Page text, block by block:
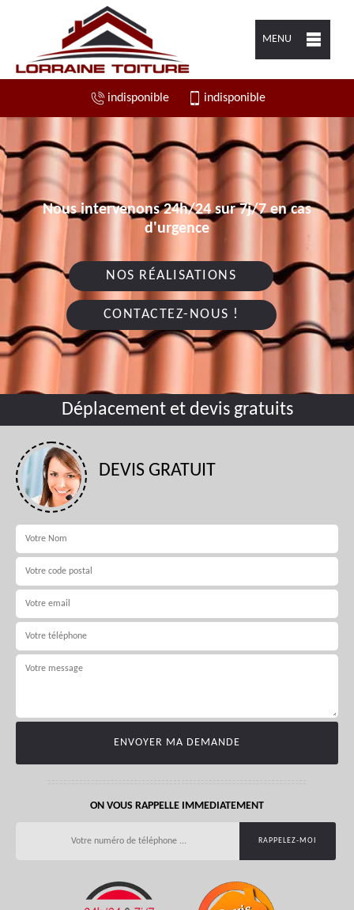
MENU
indisponible indisponible
Nous intervenons 24h/24 sur 7j/7 en cas
d'urgence
NOS RÉALISATIONS
CONTACTEZ-NOUS !
Déplacement et devis gratuits
DEVIS GRATUIT
ON VOUS RAPPELLE IMMEDIATEMENT